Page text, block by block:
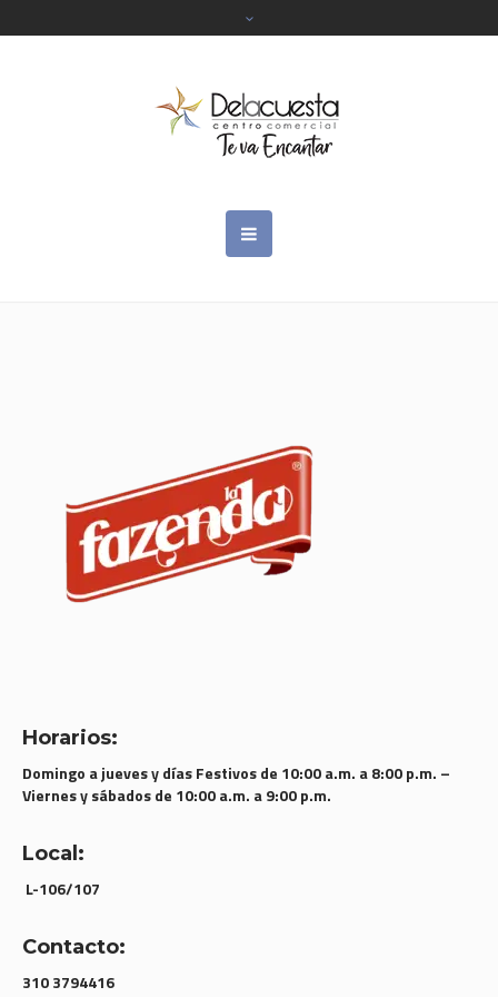
Horarios:
Domingo a jueves y días Festivos de 10:00 a.m. a 8:00 p.m. –
Viernes y sábados de 10:00 a.m. a 9:00 p.m.
Local:
L-106/107
Contacto:
310 3794416